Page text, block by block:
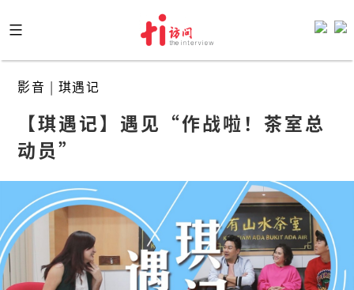
to
content
影音 | 琪遇记
【琪遇记】遇见“作战啦！茶室总
动员”